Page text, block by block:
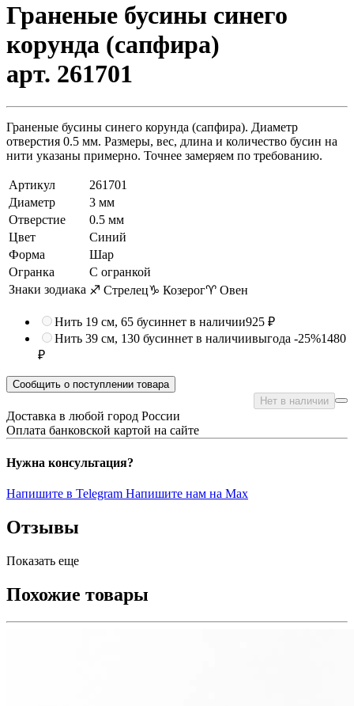
Граненые бусины синего
корунда (сапфира)
арт. 261701
Граненые бусины синего корунда (сапфира). Диаметр
отверстия 0.5 мм. Размеры, вес, длина и количество бусин на
нити указаны примерно. Точнее замеряем по требованию.
Артикул
261701
Диаметр
3 мм
Отверстие
0.5 мм
Цвет
Синий
Форма
Шар
Огранка
С огранкой
Знаки зодиака ♐ Стрелец♑ Козерог♈ Овен
Нить 19 см, 65 бусиннет в наличии925 ₽
Нить 39 см, 130 бусиннет в наличиивыгода -25%1480
₽
Сообщить о поступлении товара
Нет в наличии
Доставка в любой город России
Оплата банковской картой на сайте
Нужна консультация?
Напишите в Telegram Напишите нам на Max
Отзывы
Показать еще
Похожие товары